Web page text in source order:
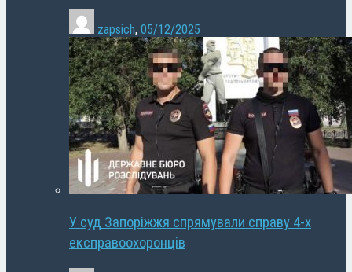
zapsich, 05/12/2025
У суд Запоріжжя спрямували справу 4-х
експравоохоронців